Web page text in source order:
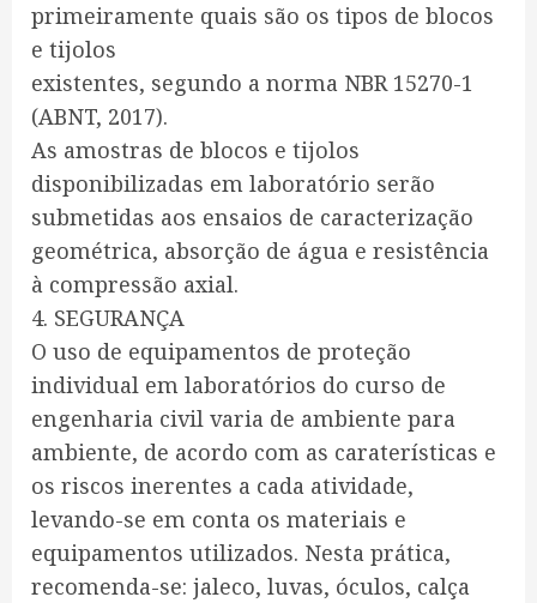
primeiramente quais são os tipos de blocos
e tijolos
existentes, segundo a norma NBR 15270-1
(ABNT, 2017).
As amostras de blocos e tijolos
disponibilizadas em laboratório serão
submetidas aos ensaios de caracterização
geométrica, absorção de água e resistência
à compressão axial.
4. SEGURANÇA
O uso de equipamentos de proteção
individual em laboratórios do curso de
engenharia civil varia de ambiente para
ambiente, de acordo com as caraterísticas e
os riscos inerentes a cada atividade,
levando-se em conta os materiais e
equipamentos utilizados. Nesta prática,
recomenda-se: jaleco, luvas, óculos, calça